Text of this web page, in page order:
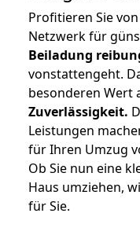
Profitieren Sie
Netzwerk für
Beiladung
vonstattengeht.
besonderen Wert
Zuverlässigkeit.
Leistungen
für Ihren Umzug
Ob Sie nun eine
Haus umziehen,
für Sie.